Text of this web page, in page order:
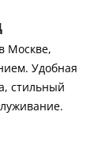
Москве,
Удобная
стильный